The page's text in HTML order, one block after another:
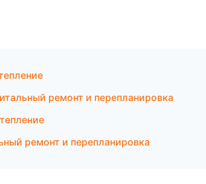
ремонт и перепланировка
ремонт и перепланировка